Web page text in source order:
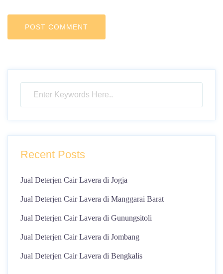
Recent Posts
Jual Deterjen Cair Lavera di Jogja
Jual Deterjen Cair Lavera di Manggarai Barat
Jual Deterjen Cair Lavera di Gunungsitoli
Jual Deterjen Cair Lavera di Jombang
Jual Deterjen Cair Lavera di Bengkalis